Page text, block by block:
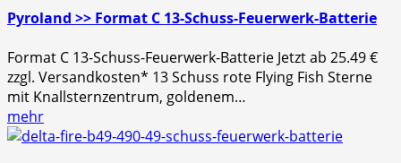
Pyroland >> Format C 13-Schuss-Feuerwerk-Batterie
Format C 13-Schuss-Feuerwerk-Batterie Jetzt ab 25.49 €
zzgl. Versandkosten* 13 Schuss rote Flying Fish Sterne
mit Knallsternzentrum, goldenem…
mehr